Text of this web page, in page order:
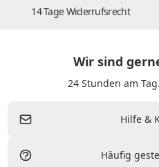
14 Tage Widerrufsrecht
Wir sind
24 Stunden am
Hilfe &
Häufig